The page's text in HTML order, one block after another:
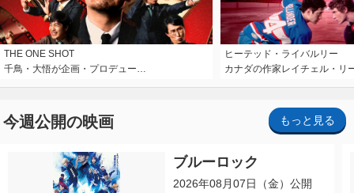
THE ONE SHOT
千鳥・大悟が企画・プロデュー…
ヒーテッド・ライバルリー
カナダの作家レイチェル・リ
今週公開の映画 もっと見る
ブルーロック
2026年08月07日（金）公開